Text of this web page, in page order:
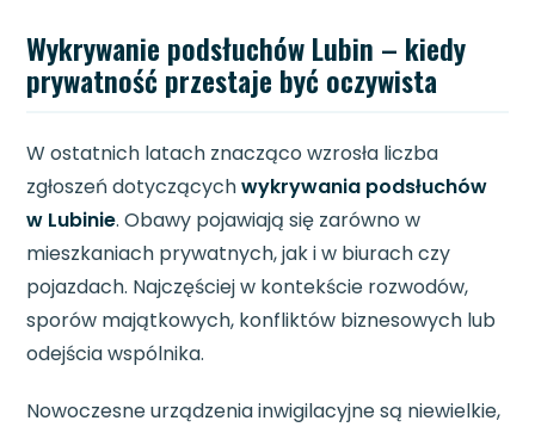
Wykrywanie podsłuchów Lubin – kiedy
prywatność przestaje być oczywista
W ostatnich latach znacząco wzrosła liczba
zgłoszeń dotyczącychwykrywania podsłuchów
w Lubinie. Obawy pojawiają się zarówno w
mieszkaniach prywatnych, jak i w biurach czy
pojazdach. Najczęściej w kontekście rozwodów,
sporów majątkowych, konfliktów biznesowych lub
odejścia wspólnika.
Nowoczesne urządzenia inwigilacyjne są niewielkie,